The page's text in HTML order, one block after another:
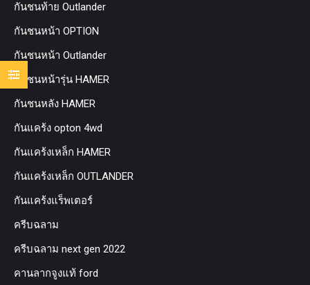
กันชนท้าย Outlander
กันชนหน้า OPTION
กันชนหน้า Outlander
กันชนหน้ารุ่น HAMER
กันชนหลัง HAMER
กันแคร้ง opton 4wd
กันแคร้งเหล็ก HAMER
กันแคร้งเหล็ก OUTLANDER
กันแคร้งแร็พเตอร์
ครีบฉลาม
ครีบฉลาม next gen 2022
คานลากจูงแท้ ford